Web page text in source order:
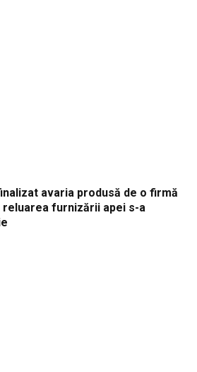
avaria produsă de o firmă
furnizării apei s-a